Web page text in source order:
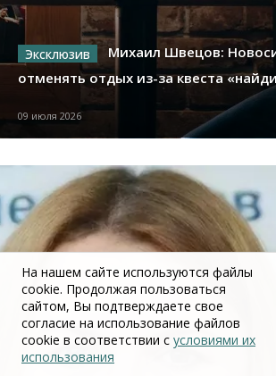
Михаил Швецов:
отменять отдых из-за квеста
09 июля 2026
На нашем сайте используются файлы
cookie. Продолжая пользоваться
сайтом, Вы подтверждаете свое
согласие на использование файлов
cookie в соответствии с условиями их
использования